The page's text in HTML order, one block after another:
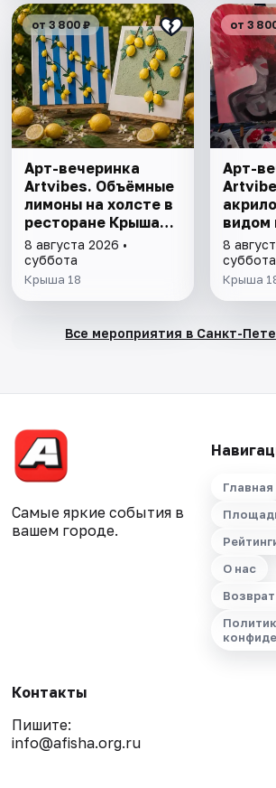
от 3 800 ₽
Арт-вечеринка
Artvibes. Объёмные
лимоны на холсте в
ресторане Крыша
18
8 августа 2026 •
суббота
Крыша 18
от 3
Арт-
видом
8
суббота
Крыша
Все мероприятия в Санкт-
Самые яркие события в
вашем городе.
Главная
О нас
Контакты
Пишите:
info@afisha.org.ru